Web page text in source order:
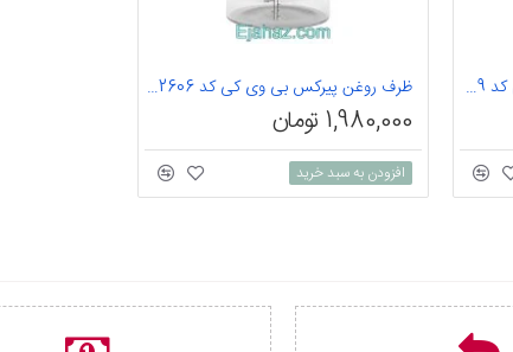
بانکه پیرکس بی وی کی خمره ایی کد 313149 ظرف روغن پیرکس بی وی کی کد 322606
1,980,000 تومان
افزودن به سبد خرید